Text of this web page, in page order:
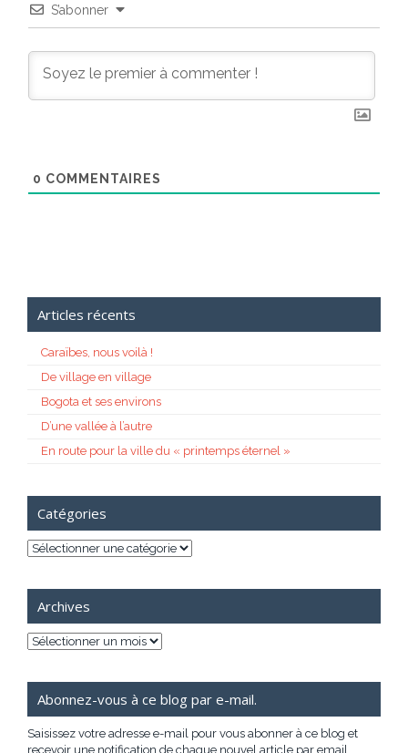
S’abonner
0 COMMENTAIRES
Articles récents
Caraïbes, nous voilà !
De village en village
Bogota et ses environs
D’une vallée à l’autre
En route pour la ville du « printemps éternel »
Catégories
Catégories
Archives
Archives
Abonnez-vous à ce blog par e-mail.
Saisissez votre adresse e-mail pour vous abonner à ce blog et
recevoir une notification de chaque nouvel article par email.